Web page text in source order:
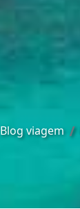
Blog viagem